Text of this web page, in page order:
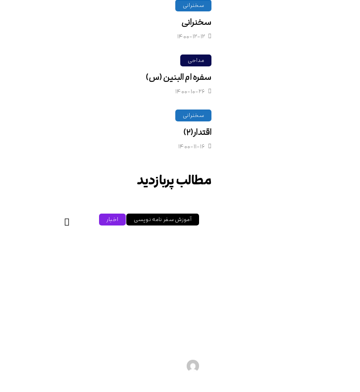
سخنرانی
سخنرانی
۱۴۰۰-۱۲-۱۲
مداحی
سفره ام البنین (س)
۱۴۰۰-۱۰-۲۶
سخنرانی
اقتدار(۲)
۱۴۰۰-۱۱-۱۶
مطالب پربازدید
آموزش سفر نامه نویسی اخبار